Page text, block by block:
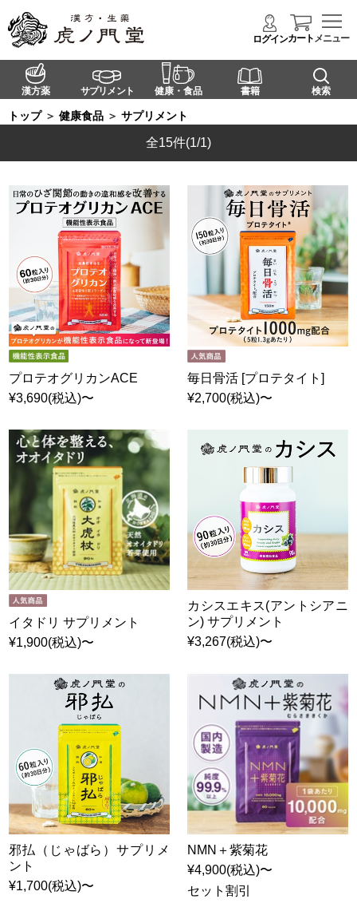
ログインカートメニュー
漢方薬 サプリメント 健康・食品 書籍 検索
トップ ＞ 健康食品 ＞ サプリメント
全15件(1/1)
プロテオグリカンACE
¥3,690(税込)〜
毎日骨活 [プロテタイト]
¥2,700(税込)〜
イタドリ サプリメント
¥1,900(税込)〜
カシスエキス(アントシアニ
ン) サプリメント
¥3,267(税込)〜
邪払（じゃばら）サプリメ
ント
¥1,700(税込)〜
NMN＋紫菊花
¥4,900(税込)〜
セット割引